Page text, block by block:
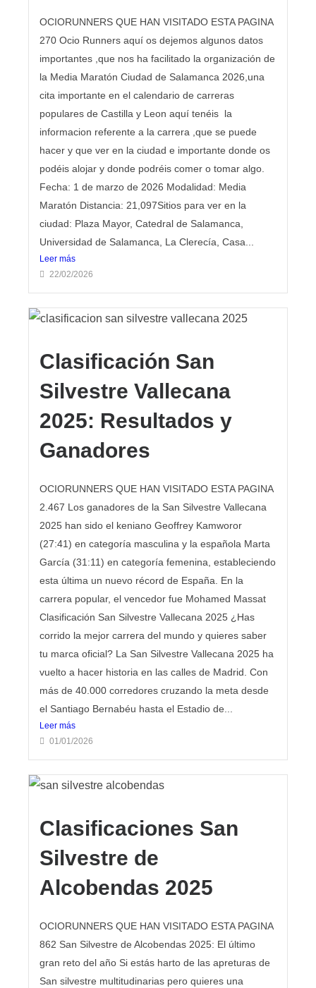
OCIORUNNERS QUE HAN VISITADO ESTA PAGINA
270 Ocio Runners aquí os dejemos algunos datos
importantes ,que nos ha facilitado la organización de
la Media Maratón Ciudad de Salamanca 2026,una
cita importante en el calendario de carreras
populares de Castilla y Leon aquí tenéis la
informacion referente a la carrera ,que se puede
hacer y que ver en la ciudad e importante donde os
podéis alojar y donde podréis comer o tomar algo.
Fecha: 1 de marzo de 2026 Modalidad: Media
Maratón Distancia: 21,097Sitios para ver en la
ciudad: Plaza Mayor, Catedral de Salamanca,
Universidad de Salamanca, La Clerecía, Casa...
Leer más
22/02/2026
Clasificación San
Silvestre Vallecana
2025: Resultados y
Ganadores
OCIORUNNERS QUE HAN VISITADO ESTA PAGINA
2.467 Los ganadores de la San Silvestre Vallecana
2025 han sido el keniano Geoffrey Kamworor
(27:41) en categoría masculina y la española Marta
García (31:11) en categoría femenina, estableciendo
esta última un nuevo récord de España. En la
carrera popular, el vencedor fue Mohamed Massat
Clasificación San Silvestre Vallecana 2025 ¿Has
corrido la mejor carrera del mundo y quieres saber
tu marca oficial? La San Silvestre Vallecana 2025 ha
vuelto a hacer historia en las calles de Madrid. Con
más de 40.000 corredores cruzando la meta desde
el Santiago Bernabéu hasta el Estadio de...
Leer más
01/01/2026
Clasificaciones San
Silvestre de
Alcobendas 2025
OCIORUNNERS QUE HAN VISITADO ESTA PAGINA
862 San Silvestre de Alcobendas 2025: El último
gran reto del año Si estás harto de las apreturas de
San silvestre multitudinarias pero quieres una